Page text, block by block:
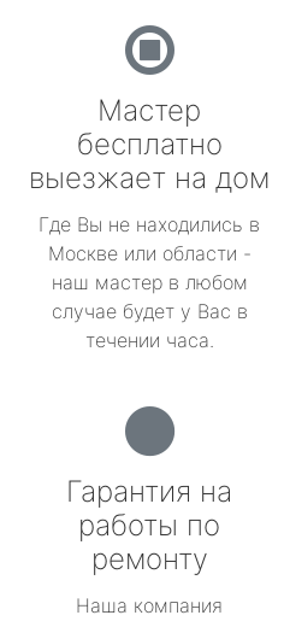
Мастер
бесплатно
выезжает на дом
Где Вы не находились в
Москве или области -
наш мастер в любом
случае будет у Вас в
течении часа.
Гарантия на
работы по
ремонту
Наша компания